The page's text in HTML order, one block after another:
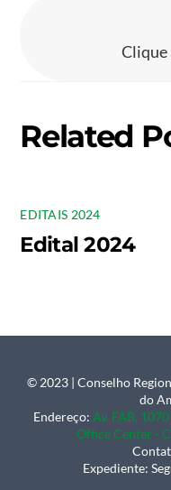
Clique
Related
EDITAIS 2024
Edital 2024
© 2023 | Conselho
do
Endereço: Av. FAB,
Office Center -
Expediente: